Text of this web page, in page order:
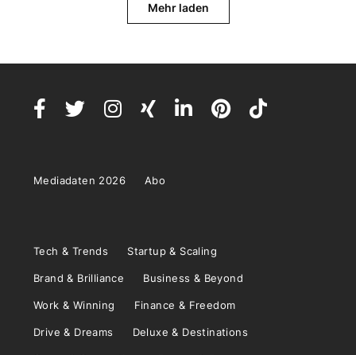
Mehr laden
Mediadaten 2026 Abo
Tech & Trends Startup & Scaling
Brand & Brilliance Business & Beyond
Work & Winning Finance & Freedom
Drive & Dreams Deluxe & Destinations